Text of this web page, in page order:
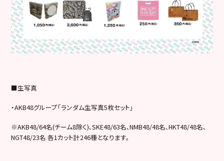
■生写真
・AKB48グループ「ランダム生写真5枚セット」
※AKB48/64名(チーム8除く)､SKE48/63名､NMB48/48名､HKT48/48名､
NGT48/23名 各1カット計246種となります。